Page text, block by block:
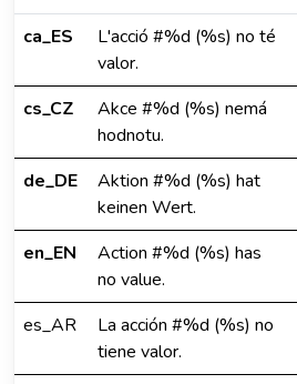
ca_ES
L'acció #%d (%s) no té
valor.
cs_CZ
Akce #%d (%s) nemá
hodnotu.
de_DE
Aktion #%d (%s) hat
keinen Wert.
en_EN
Action #%d (%s) has
no value.
es_AR
La acción #%d (%s) no
tiene valor.